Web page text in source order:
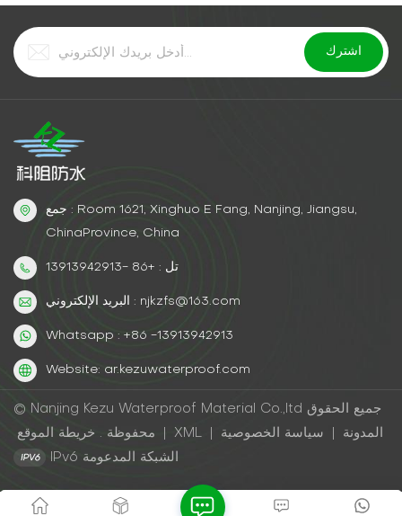
ليس مجرد "تبييض للألوان" - بل هو تغيير جذري في الوضع المالي:
خفض تكاليف التخلص من النفايات بنسبة 70%: النفايات القائمة
على الماء ليست خطرة، مما يخفض رسوم التخلص منها. تقليل
وقت التوقف: التجفيف السريع = دفعات أكثر يوميًا. تجنب الغرامات:
وفورات حقيقية، نتائج حقيقيةتحول مصنع أجهزة منزلية في الغرب
وفورات سنوية قدرها 52,000 دولار أمريكي في إدارة النفايات،
وزيادة بنسبة 15% في سرعة الإنتاج. حتى فواتير الطاقة انخفضت -
فلا حاجة لمراوح شفط ضخمة! الوجبات الجاهزةالدهانات المعدنية
جمع : Room 1621, Xinghuo E Fang, Nanjing, Jiangsu,
ChinaProvince, China
تل : +86 -13913942913
البريد الإلكتروني : njkzfs@163.com
Whatsapp : +86 -13913942913
Website: ar.kezuwaterproof.com
© Nanjing Kezu Waterproof Material Co.,ltd جميع الحقوق
محفوظة .
XML المدونة
سياسة الخصوصية
IPv6 الشبكة المدعومة